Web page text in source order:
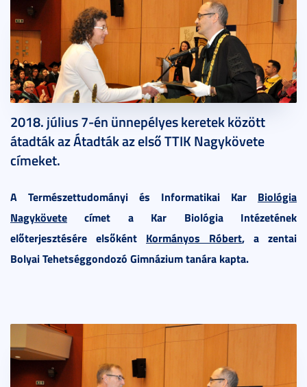
2018. július 7-én ünnepélyes keretek között
átadták az Átadták az első TTIK Nagykövete
címeket.
A Természettudományi és Informatikai Kar Biológia
Nagykövete címet a Kar Biológia Intézetének
előterjesztésére elsőként Kormányos Róbert, a zentai
Bolyai Tehetséggondozó Gimnázium tanára kapta.